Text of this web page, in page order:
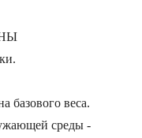
базового веса.
среды-